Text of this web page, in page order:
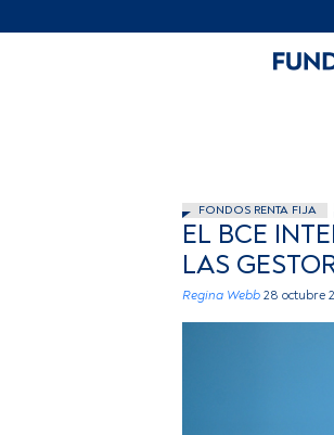
FONDOS RENTA FIJA
EL BCE
LAS
Regina Webb 28 octubre